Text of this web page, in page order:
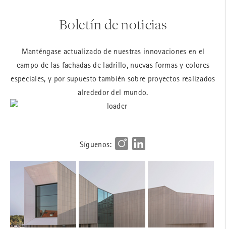
Boletín de noticias
Manténgase actualizado de nuestras innovaciones en el
campo de las fachadas de ladrillo, nuevas formas y colores
especiales, y por supuesto también sobre proyectos realizados
alrededor del mundo.
Síguenos: